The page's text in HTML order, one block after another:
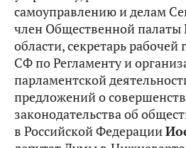
самоуправлению и делам
член Общественной палаты
области, секретарь
СФ по Регламенту и
парламентской
предложений о
законодательства об
в Российской Федерации